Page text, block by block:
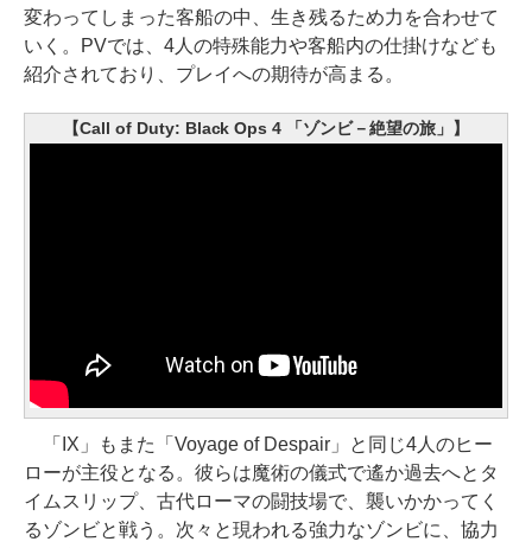
変わってしまった客船の中、生き残るため力を合わせて
いく。PVでは、4人の特殊能力や客船内の仕掛けなども
紹介されており、プレイへの期待が高まる。
【Call of Duty: Black Ops 4 「ゾンビ－絶望の旅」】
「IX」もまた「Voyage of Despair」と同じ4人のヒー
ローが主役となる。彼らは魔術の儀式で遙か過去へとタ
イムスリップ、古代ローマの闘技場で、襲いかかってく
るゾンビと戦う。次々と現われる強力なゾンビに、協力